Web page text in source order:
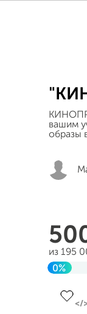
вашим
образы
из 195
0%